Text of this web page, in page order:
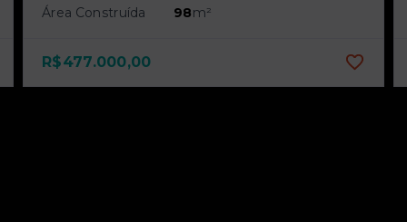
Área Construída
98m²
R$477.000,00